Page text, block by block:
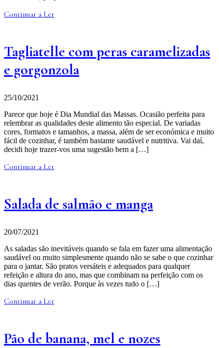
Continuar a Ler
Tagliatelle com peras caramelizadas
e gorgonzola
25/10/2021
Parece que hoje é Dia Mundial das Massas. Ocasião perfeita para
relembrar as qualidades deste alimento tão especial. De variadas
cores, formatos e tamanhos, a massa, além de ser económica e muito
fácil de cozinhar, é também bastante saudável e nutritiva. Vai daí,
decidi hoje trazer-vos uma sugestão bem a […]
Continuar a Ler
Salada de salmão e manga
20/07/2021
As saladas são inevitáveis quando se fala em fazer uma alimentação
saudável ou muito simplesmente quando não se sabe o que cozinhar
para o jantar. São pratos versáteis e adequados para qualquer
refeição e altura do ano, mas que combinam na perfeição com os
dias quentes de verão. Porque às vezes tudo o […]
Continuar a Ler
Pão de banana, mel e nozes